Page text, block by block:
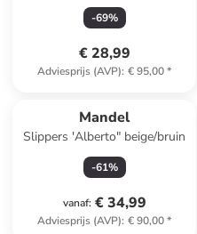
-69%
€ 28,99
Adviesprijs (AVP): € 95,00*
Mandel
Slippers 'Alberto" beige/bruin
-61%
vanaf: € 34,99
Adviesprijs (AVP): € 90,00*